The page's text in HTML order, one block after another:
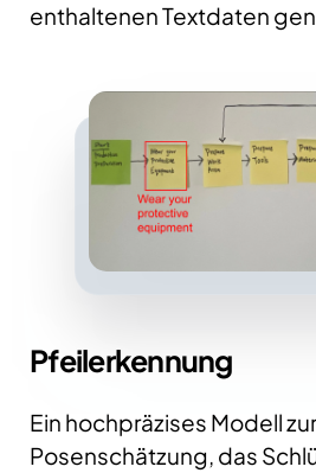
enthaltenen Textdaten
Pfeilerkennung
Ein hochpräzises Modell zur
Posenschätzung, das